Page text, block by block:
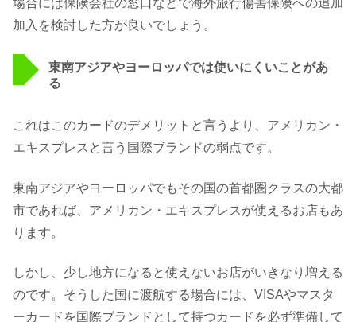
加入を検討した方が良いでしょう。
東南アジアやヨーロッパでは使いにくいことがあ
る
これはこのカードのデメリットと言うより、アメリカン・
エキスプレスと言う国際ブランドの弱点です。
東南アジアやヨーロッパでもその国の首都圏クラスの大都
市であれば、アメリカン・エキスプレスが使えるお店もあ
ります。
しかし、少し地方になると使えないお店がいきなり増える
のです。そうした国に渡航する場合には、VISAやマスタ
ーカードを国際ブランドとして持つカードを必ず準備して